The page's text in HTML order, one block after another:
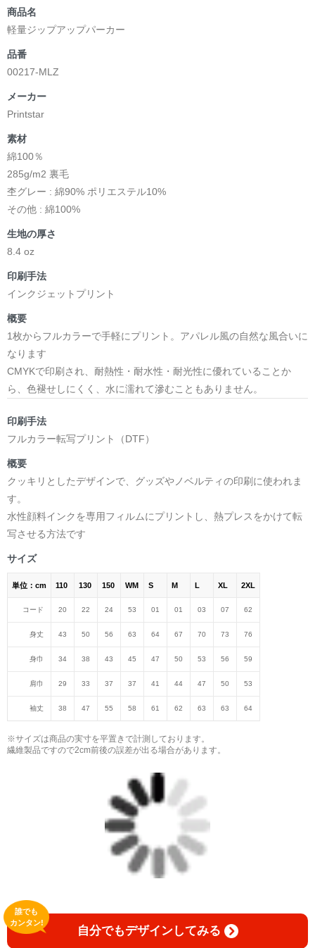
商品名
軽量ジップアップパーカー
品番
00217-MLZ
メーカー
Printstar
素材
綿100％
285g/m2 裏毛
杢グレー : 綿90% ポリエステル10%
その他 : 綿100%
生地の厚さ
8.4 oz
印刷手法
インクジェットプリント
概要
1枚からフルカラーで手軽にプリント。アパレル風の自然な風合いに
なります
CMYKで印刷され、耐熱性・耐水性・耐光性に優れていることか
ら、色褪せしにくく、水に濡れて滲むこともありません。
印刷手法
フルカラー転写プリント（DTF）
概要
クッキリとしたデザインで、グッズやノベルティの印刷に使われま
す。
水性顔料インクを専用フィルムにプリントし、熱プレスをかけて転
写させる方法です
サイズ
単位：cm 110 130 150 WM S M L XL 2XL
コード 20 22 24 53 01 01 03 07 62
身丈 43 50 56 63 64 67 70 73 76
身巾 34 38 43 45 47 50 53 56 59
肩巾 29 33 37 37 41 44 47 50 53
袖丈 38 47 55 58 61 62 63 63 64
※サイズは商品の実寸を平置きで計測しております。
繊維製品ですので2cm前後の誤差が出る場合があります。
自分でもデザインしてみる
誰でも
カンタン!